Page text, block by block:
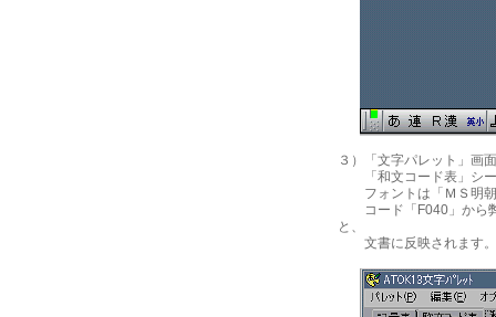
３）「文字パレット」画
「和文コード表」シー
フォントは「ＭＳ明朝
コード「F040」から弊
と、
文書に反映されます。